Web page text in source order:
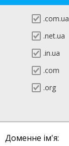
.com.ua
.net.ua
.in.ua
.com
.org
Доменне ім'я: